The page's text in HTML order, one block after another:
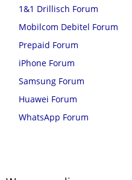
1&1 Drillisch Forum
Mobilcom Debitel Forum
Prepaid Forum
iPhone Forum
Samsung Forum
Huawei Forum
WhatsApp Forum